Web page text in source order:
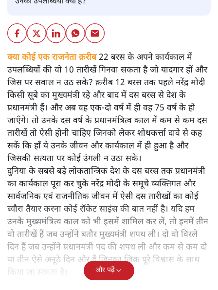
क्या कोई एक राजनेता क़रीब 22 बरस के अपने कार्यकाल में
उपलब्धियों की वो 10 तारीखें गिनवा सकता है जो यादगार हों और
जिस पर सवाल न उठ सके? क़रीब 12 बरस तक पहले नरेंद्र मोदी
किसी सूबे का मुख्यमंत्री रहे और बाद में दस बरस से देश के
प्रधानमंत्री हैं। और अब वह एक-दो वर्ष में ही वह 75 वर्ष के हो
जाएँगे। तो उनके दस वर्ष के प्रधानमंत्रित्व काल में कम से कम दस
तारीखें तो ऐसी होनी चाहिए जिनको लेकर शोधकर्त्ता दावे से कह
सकें कि हाँ ये उनके जीवन और कार्यकाल में ही हुआ है और
जिसकी सत्यता पर कोई उंगली न उठा सके।
दुनिया के सबसे बड़े लोकतान्त्रिक देश के दस बरस तक प्रधानमंत्री
का कार्यकाल पूरा कर चुके नरेंद्र मोदी के समूचे व्यक्तिगत और
सार्वजनिक एवं राजनीतिक जीवन में ऐसी दस तारीखों का कोई
ब्यौरा तैयार करना कोई रॉकेट साइंस की बात नहीं है। यदि हम
उनके मुख्यमंत्रित्व काल को भी इसमें शामिल कर लें, तो इनमें तीन
वो तारीखें हैं जब उन्होंने बतौर मुख्यमंत्री शपथ ली। दो वो विरले
दिन हैं जब उन्होंने प्रधानमंत्री पद की शपथ ली और कम से कम दो
या तीन ऐसे अनूठे दिन और हैं जिनका ज़िक्र पूरे विश्वास के साथ
किया जा सकता है।
और पढ़ें